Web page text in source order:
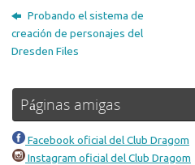
Probando el sistema de
creación de personajes del
Dresden Files
Páginas amigas
Facebook oficial del Club Dragom
Instagram oficial del Club Dragom